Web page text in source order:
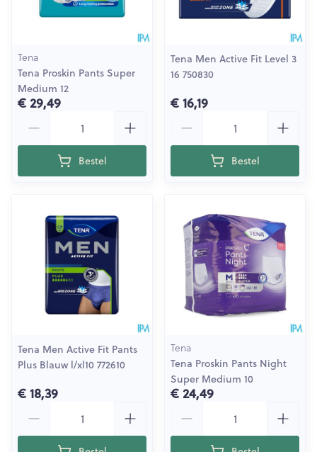
Tena
Tena Proskin Pants Super
Medium 12
€ 29,49
Bestel
Tena Men Active Fit Level 3
16 750830
€ 16,19
Bestel
Tena Men Active Fit Pants
Plus Blauw l/xl10 772610
€ 18,39
Tena
Tena Proskin Pants Night
Super Medium 10
€ 24,49